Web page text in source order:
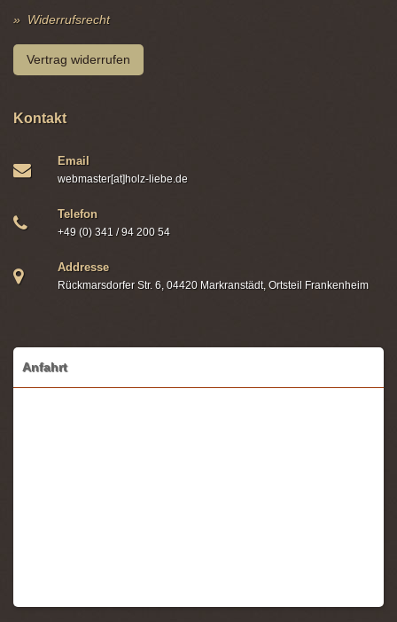
Widerrufsrecht
Vertrag widerrufen
Kontakt
Email
webmaster[at]holz-liebe.de
Telefon
+49 (0) 341 / 94 200 54
Addresse
Rückmarsdorfer Str. 6, 04420 Markranstädt, Ortsteil Frankenheim
Anfahrt